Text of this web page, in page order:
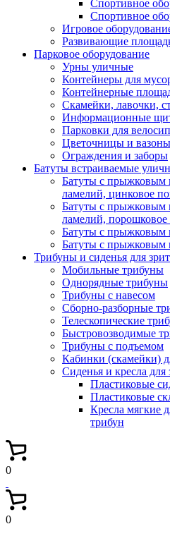
Спортивное
Спортивное
Игровое
Развивающие
Парковое оборудование
Урны уличные
Контейнеры для
Контейнерные
Скамейки, лавочки,
Информационные
Парковки для
Цветочницы и вазоны
Ограждения и заборы
Батуты встраиваемые
Батуты с прыжковым
ламелий, цинковое
Батуты с прыжковым
ламелий,
Батуты с прыжковым
Батуты с прыжковым
Трибуны и сиденья для
Мобильные трибуны
Однорядные трибуны
Трибуны с навесом
Сборно-разборные
Телескопические
Быстровозводимые
Трибуны с подъемом
Кабинки (скамейки)
Сиденья и кресла для
Пластиковые
Пластиковые
Кресла мягкие
трибун
0
0